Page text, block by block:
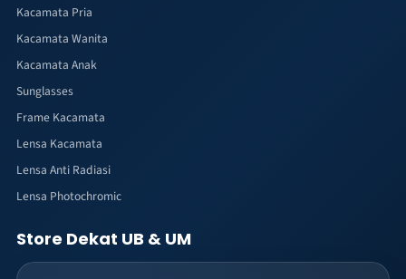
Kacamata Pria
Kacamata Wanita
Kacamata Anak
Sunglasses
Frame Kacamata
Lensa Kacamata
Lensa Anti Radiasi
Lensa Photochromic
Store Dekat UB & UM